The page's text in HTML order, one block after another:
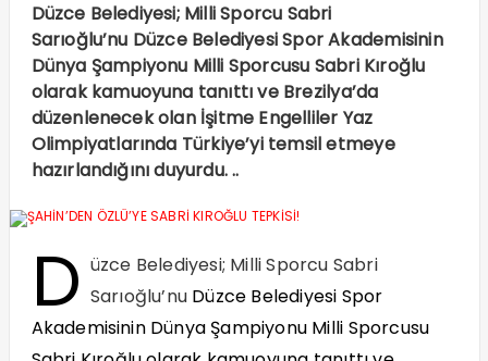
Düzce Belediyesi; Milli Sporcu Sabri
Sarıoğlu’nu Düzce Belediyesi Spor Akademisinin
Dünya Şampiyonu Milli Sporcusu Sabri Kıroğlu
olarak kamuoyuna tanıttı ve Brezilya’da
düzenlenecek olan İşitme Engelliler Yaz
Olimpiyatlarında Türkiye’yi temsil etmeye
hazırlandığını duyurdu. ..
D üzce Belediyesi; Milli Sporcu Sabri
Sarıoğlu’nu Düzce Belediyesi Spor
Akademisinin Dünya Şampiyonu Milli Sporcusu